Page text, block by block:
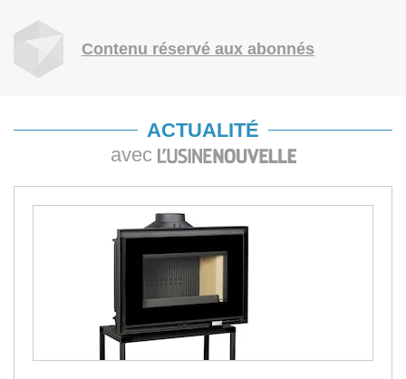
Contenu réservé aux abonnés
ACTUALITÉ
avec